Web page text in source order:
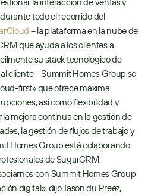
todo el recorrido del
– la plataforma en la nube de
que ayuda a los clientes a
su stack tecnológico de
cliente – Summit Homes Group se
first» que ofrece máxima
así como flexibilidad y
la mejora continua en la gestión de
la gestión de flujos de trabajo y
Homes Group está colaborando
de SugarCRM.
con Summit Homes Group
digital», dijo Jason du Preez,